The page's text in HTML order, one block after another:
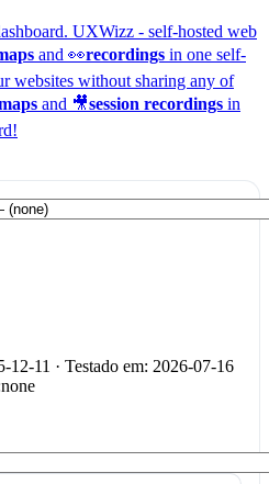
UXWizz - self-hosted web
and 👀recordings in one self-
websites without sharing any of
and 🎥session recordings in
12-11 · Testado em: 2026-07-16